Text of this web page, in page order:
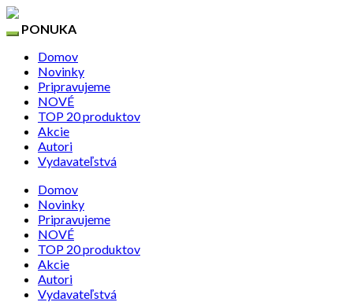
PONUKA
Domov
Novinky
Pripravujeme
NOVÉ
TOP 20 produktov
Akcie
Autori
Vydavateľstvá
Domov
Novinky
Pripravujeme
NOVÉ
TOP 20 produktov
Akcie
Autori
Vydavateľstvá